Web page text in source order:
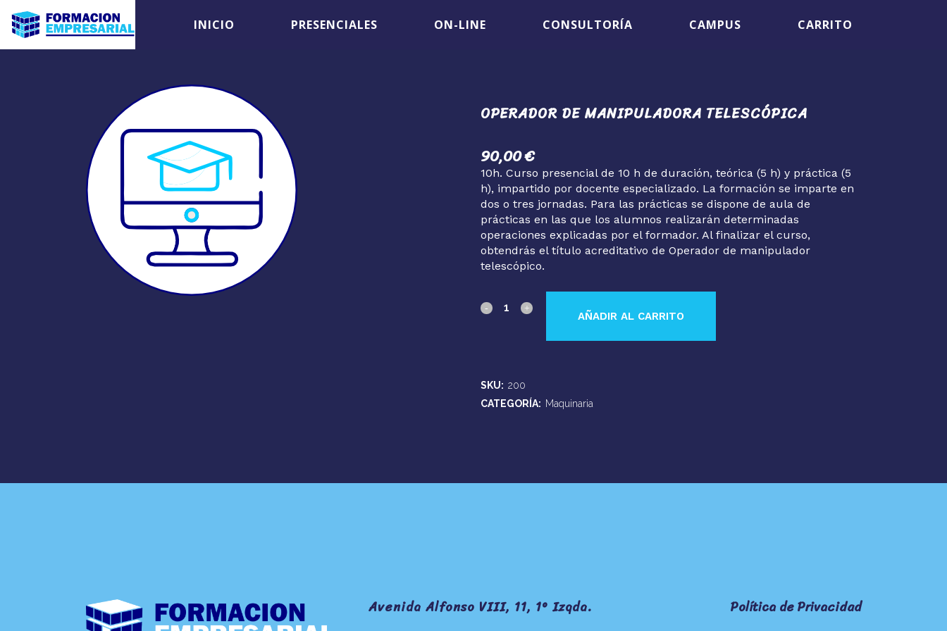
INICIO PRESENCIALES ON-LINE CONSULTORÍA CAMPUS CARRITO
OPERADOR DE MANIPULADORA TELESCÓPICA
90,00€
10h. Curso presencial de 10 h de duración, teórica (5 h) y práctica (5
h), impartido por docente especializado. La formación se imparte en
dos o tres jornadas. Para las prácticas se dispone de aula de
prácticas en las que los alumnos realizarán determinadas
operaciones explicadas por el formador. Al finalizar el curso,
obtendrás el título acreditativo de Operador de manipulador
telescópico.
Operador
telescópica
quantity
AÑADIR AL CARRITO
SKU: 200
CATEGORÍA: Maquinaria
Avenida Alfonso VIII, 11, 1º Izqda.
Política de Privacidad